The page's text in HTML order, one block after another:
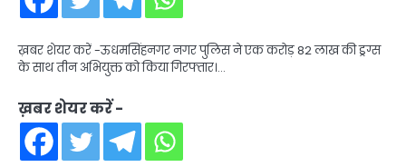
ख़बर शेयर करें -ऊधमसिंहनगर नगर पुलिस ने एक करोड़ 82 लाख की ड्रग्स
के साथ तीन अभियुक्त को किया गिरफ्तार।…
ख़बर शेयर करें -